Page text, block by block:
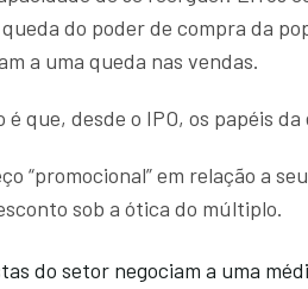
do poder de compra da
a uma queda nas vendas.
que, desde o IPO, os papéis da
“promocional” em relação a
sob a ótica do múltiplo.
do setor negociam a uma